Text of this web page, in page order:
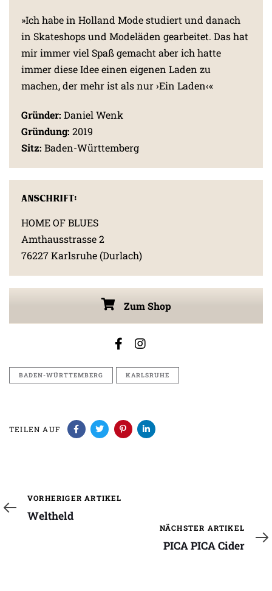
»Ich habe in Holland Mode studiert und danach
in Skateshops und Modeläden gearbeitet. Das hat
mir immer viel Spaß gemacht aber ich hatte
immer diese Idee einen eigenen Laden zu
machen, der mehr ist als nur ›Ein Laden‹«
Gründer: Daniel Wenk
Gründung: 2019
Sitz: Baden-Württemberg
Anschrift:
HOME OF BLUES
Amthausstrasse 2
76227 Karlsruhe (Durlach)
Zum Shop
BADEN-WÜRTTEMBERG KARLSRUHE
TEILEN AUF
Vorheriger
Artikel
VORHERIGER ARTIKEL
Weltheld
Nächster
Artikel
NÄCHSTER ARTIKEL
PICA PICA Cider